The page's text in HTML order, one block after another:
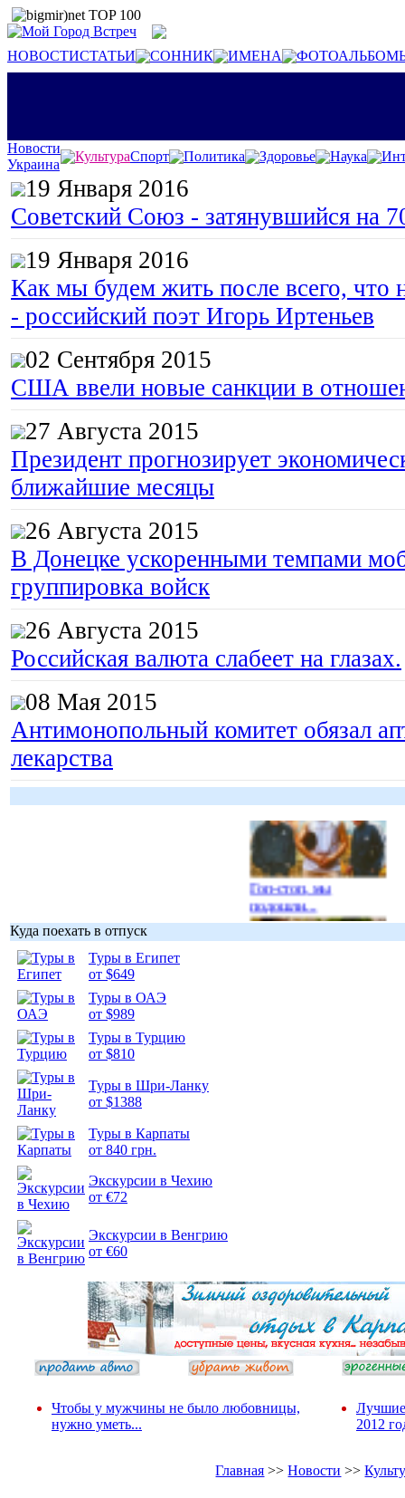
НОВОСТИСТАТЬИ СОННИК ИМЕНА
Новости
Украина
КультураСпорт Политика Здоровье Наука
19 Января 2016
Советский Союз - затянувшийся на
19 Января 2016
Как мы будем жить после всего, что
- российский поэт Игорь Иртеньев
02 Сентября 2015
США ввели новые санкции в
27 Августа 2015
Президент прогнозирует
ближайшие месяцы
26 Августа 2015
В Донецке ускоренными темпами
группировка войск
26 Августа 2015
Российская валюта слабеет на глазах.
08 Мая 2015
Антимонопольный комитет обязал
лекарства
Гоп-стоп, мы
подошли...
Куда поехать в отпуск
Туры в Египет
от $649
Туры в ОАЭ
от $989
Туры в Турцию
от $810
Туры в Шри-Ланку
от $1388
Туры в Карпаты
от 840 грн.
Экскурсии в Чехию
от €72
Экскурсии в Венгрию
от €60
Чтобы у мужчины не было любовницы,
нужно уметь...
Лучшие
2012
Главная >>Новости >>